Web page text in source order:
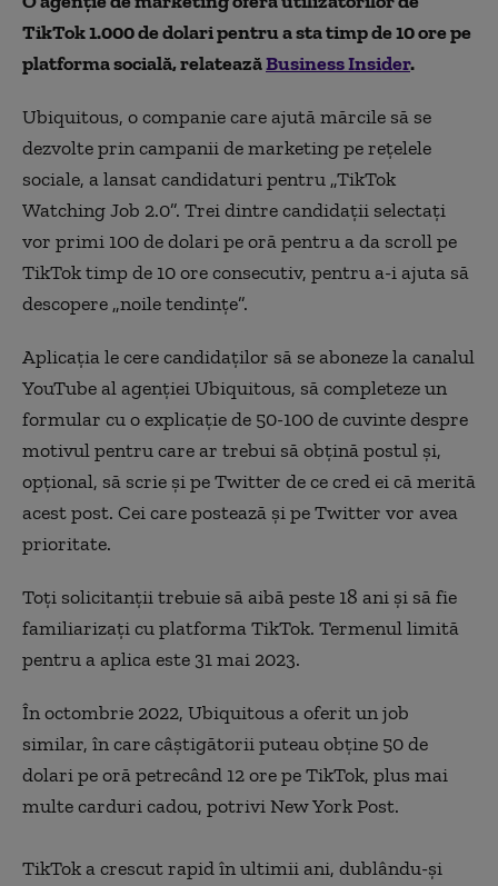
TikTok 1.000 de dolari pentru a sta timp de 10 ore pe
platforma socială, relateazăBusiness Insider.
Ubiquitous, o companie care ajută mărcile să se
dezvolte prin campanii de marketing pe rețelele
sociale, a lansat candidaturi pentru „TikTok
Watching Job 2.0”. Trei dintre candidații selectați
vor primi 100 de dolari pe oră pentru a da scroll pe
TikTok timp de 10 ore consecutiv, pentru a-i ajuta să
descopere „noile tendințe”.
Aplicația le cere candidaților să se aboneze la canalul
YouTube al agenției Ubiquitous, să completeze un
formular cu o explicație de 50-100 de cuvinte despre
motivul pentru care ar trebui să obțină postul și,
opțional, să scrie și pe Twitter de ce cred ei că merită
acest post. Cei care postează și pe Twitter vor avea
prioritate.
Toți solicitanții trebuie să aibă peste 18 ani și să fie
familiarizați cu platforma TikTok. Termenul limită
pentru a aplica este 31 mai 2023.
În octombrie 2022, Ubiquitous a oferit unjob
similar, în care câștigătorii puteau obține 50de
dolaripe orăpetrecând 12 ore pe TikTok, plus mai
multe carduri cadou, potriviNew York Post.
TikTok a crescut rapid în ultimii ani, dublându-și